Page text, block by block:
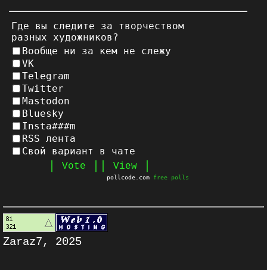
Где вы следите за творчеством
разных художников?
Вообще ни за кем не слежу
VK
Telegram
Twitter
Mastodon
Bluesky
Insta###m
RSS лента
Свой вариант в чате
pollcode.com free polls
Zaraz7, 2025